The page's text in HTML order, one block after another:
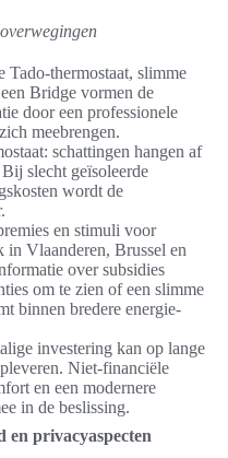
Tado-thermostaat, slimme
Bridge vormen de
door een professionele
meebrengen.
schattingen hangen af
slecht geïsoleerde
wordt de
en stimuli voor
in Vlaanderen, Brussel en
over subsidies
om te zien of een slimme
binnen bredere energie-
investering kan op lange
Niet-financiële
en een modernere
in de beslissing.
privacyaspecten